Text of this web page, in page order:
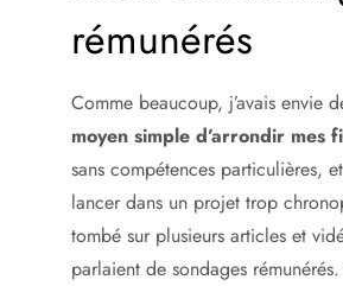
rémunérés
Comme beaucoup, j’avais envie
moyen simple d’arrondir mes
sans compétences particulières,
lancer dans un projet trop
tombé sur plusieurs articles et
parlaient de sondages